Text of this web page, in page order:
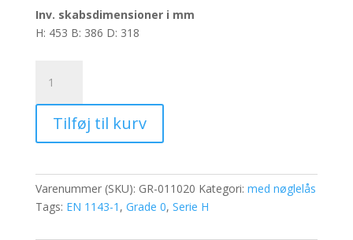
Inv. skabsdimensioner i mm
H: 453 B: 386 D: 318
H50K
-
Volumen:
56L
Tilføj til kurv
Varenummer (SKU): GR-011020 Kategori: med nøglelås
Tags: EN 1143-1 , Grade 0, Serie H